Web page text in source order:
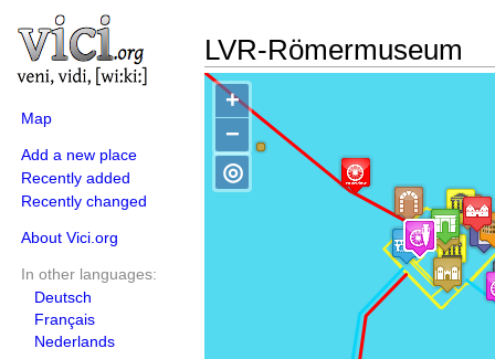
Map
Add a new place
Recently added
Recently changed
About Vici.org
In other languages:
Deutsch
Français
Nederlands
LVR-Römermuseum
+
−
◎